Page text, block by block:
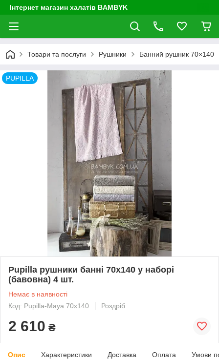
Інтернет магазин халатів BAMBYK
Товари та послуги Рушники Банний рушник 70×140
PUPILLA
Pupilla рушники банні 70x140 у наборі
(бавовна) 4 шт.
Немає в наявності
Код: Pupilla-Maya 70x140
Роздріб
2 610 ₴
Опис Характеристики Доставка Оплата Умови